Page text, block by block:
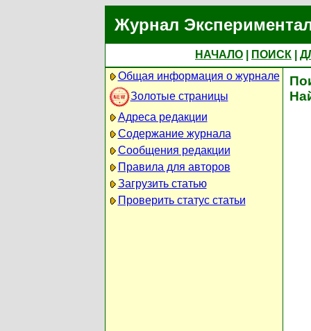
Журнал
НАЧАЛО ПОИСК
Общая информация о журнале
Золотые страницы
Адреса редакции
Содержание журнала
Сообщения редакции
Правила для авторов
Загрузить статью
Проверить статус статьи